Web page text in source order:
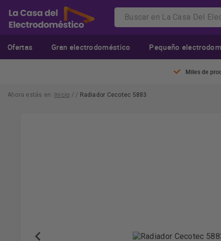
Ofertas Gran electrodoméstico Pequeño
Miles de
Ahora estás en: Inicio / / Radiador Cecotec 5883